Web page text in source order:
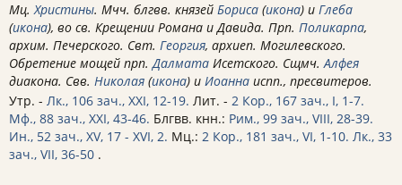
Мц.Христины. Мчч. блгвв. князей Бориса (икона) и Глеба
(икона), во св. Крещении Романа и Давида. Прп. Поликарпа,
архим. Печерского. Свт. Георгия, архиеп. Могилевского.
Обретение мощей прп.Далмата Исетского. Сщмч.Алфея
диакона. Свв. Николая (икона) и Иоанна испп., пресвитеров.
Утр. - Лк., 106 зач., XXI, 12-19. Лит. - 2 Кор., 167 зач., I, 1-7.
Мф., 88 зач., XXI, 43-46. Блгвв. кнн.: Рим., 99 зач., VIII, 28-39.
Ин., 52 зач., XV, 17 - XVI, 2. Мц.: 2 Кор., 181 зач., VI, 1-10. Лк., 33
зач., VII, 36-50 .